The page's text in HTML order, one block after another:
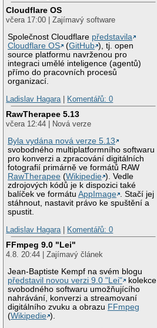
Cloudflare OS
včera 17:00 | Zajímavý software
Společnost Cloudflare představila
Cloudflare OS
(GitHub ), tj. open
source platformu navrženou pro
integraci umělé inteligence (agentů)
přímo do pracovních procesů
organizací.
Ladislav Hagara
Komentářů: 0
RawTherapee 5.13
včera 12:44 | Nová verze
Byla vydána nová verze 5.13
svobodného multiplatformního softwaru
pro konverzi a zpracování digitálních
fotografií primárně ve formátů RAW
RawTherapee (Wikipedie ). Vedle
zdrojových kódů je k dispozici také
balíček ve formátuAppImage . Stačí jej
stáhnout, nastavit právo ke spuštění a
spustit.
Ladislav Hagara
Komentářů: 0
FFmpeg 9.0 "Lei"
4.8. 20:44 | Zajímavý článek
Jean-Baptiste Kempf na svém blogu
představil novou verzi 9.0 "Lei"
kolekce
svobodného softwaru umožňujícího
nahrávání, konverzi a streamovaní
digitálního zvuku a obrazu FFmpeg
(Wikipedie ).